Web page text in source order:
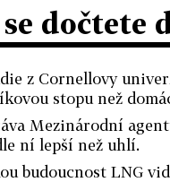
se dočtete
z Cornellovy
stopu než
Mezinárodní
ní lepší než uhlí.
budoucnost LNG